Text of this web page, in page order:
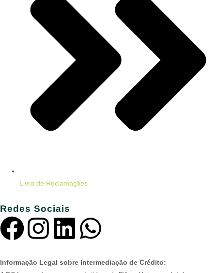
Livro de Reclamações
Redes Sociais
Informação Legal sobre Intermediação de Crédito: